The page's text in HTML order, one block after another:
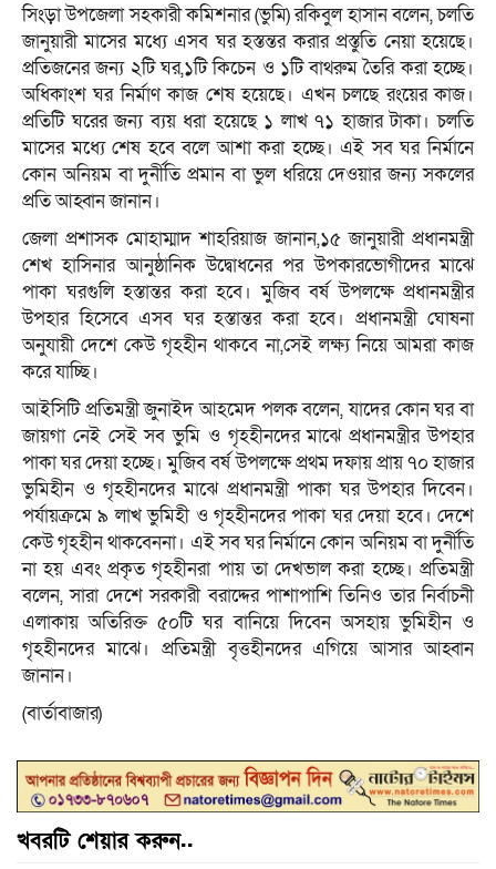
সিংড়া উপজেলা সহকারী কমিশনার (ভুমি) রকিবুল হাসান বলেন, চলতি
জানুয়ারী মাসের মধ্যে এসব ঘর হস্তন্তর করার প্রস্তুতি নেয়া হয়েছে।
প্রতিজনের জন্য ২টি ঘর,১টি কিচেন ও ১টি বাথরুম তৈরি করা হচ্ছে।
অধিকাংশ ঘর নির্মাণ কাজ শেষ হয়েছে। এখন চলছে রংয়ের কাজ।
প্রতিটি ঘরের জন্য ব্যয় ধরা হয়েছে ১ লাখ ৭১ হাজার টাকা। চলতি
মাসের মধ্যে শেষ হবে বলে আশা করা হচ্ছে। এই সব ঘর নির্মানে
কোন অনিয়ম বা দুর্নীতি প্রমান বা ভুল ধরিয়ে দেওয়ার জন্য সকলের
প্রতি আহ্বান জানান।
জেলা প্রশাসক মোহাম্মাদ শাহরিয়াজ জানান,১৫ জানুয়ারী প্রধানমন্ত্রী
শেখ হাসিনার আনুষ্ঠানিক উদ্বোধনের পর উপকারভোগীদের মাঝে
পাকা ঘরগুলি হস্তান্তর করা হবে। মুজিব বর্ষ উপলক্ষে প্রধানমন্ত্রীর
উপহার হিসেবে এসব ঘর হস্তান্তর করা হবে। প্রধানমন্ত্রী ঘোষনা
অনুযায়ী দেশে কেউ গৃহহীন থাকবে না,সেই লক্ষ্য নিয়ে আমরা কাজ
করে যাচ্ছি।
আইসিটি প্রতিমন্ত্রী জুনাইদ আহমেদ পলক বলেন, যাদের কোন ঘর বা
জায়গা নেই সেই সব ভুমি ও গৃহহীনদের মাঝে প্রধানমন্ত্রীর উপহার
পাকা ঘর দেয়া হচ্ছে। মুজিব বর্ষ উপলক্ষে প্রথম দফায় প্রায় ৭০ হাজার
ভুমিহীন ও গৃহহীনদের মাঝে প্রধানমন্ত্রী পাকা ঘর উপহার দিবেন।
পর্যায়ক্রমে ৯ লাখ ভুমিহী ও গৃহহীনদের পাকা ঘর দেয়া হবে। দেশে
কেউ গৃহহীন থাকবেননা। এই সব ঘর নির্মানে কোন অনিয়ম বা দুর্নীতি
না হয় এবং প্রকৃত গৃহহীনরা পায় তা দেখভাল করা হচ্ছে। প্রতিমন্ত্রী
বলেন, সারা দেশে সরকারী বরাদ্দের পাশাপাশি তিনিও তার নির্বাচনী
এলাকায় অতিরিক্ত ৫০টি ঘর বানিয়ে দিবেন অসহায় ভুমিহীন ও
গৃহহীনদের মাঝে। প্রতিমন্ত্রী বৃত্তহীনদের এগিয়ে আসার আহ্বান
জানান।
(বার্তাবাজার)
খবরটি শেয়ার করুন..